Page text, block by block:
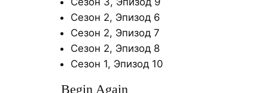
Сезон 2, Эпизод 6
Сезон 2, Эпизод 7
Сезон 2, Эпизод 8
Сезон 1, Эпизод 10
Begin Again